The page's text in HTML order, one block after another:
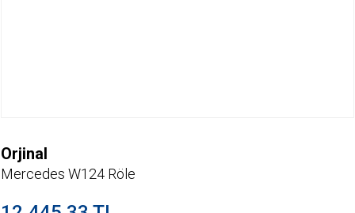
Orjinal
Mercedes W124 Röle